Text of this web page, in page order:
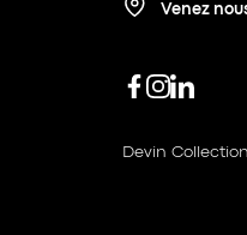
Venez
Devin